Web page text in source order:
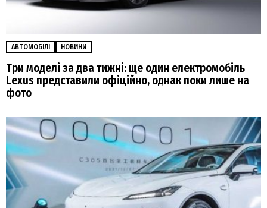
АВТОМОБІЛІ НОВИНИ
Три моделі за два тижні: ще один електромобіль
Lexus представили офіційно, однак поки лише на
фото